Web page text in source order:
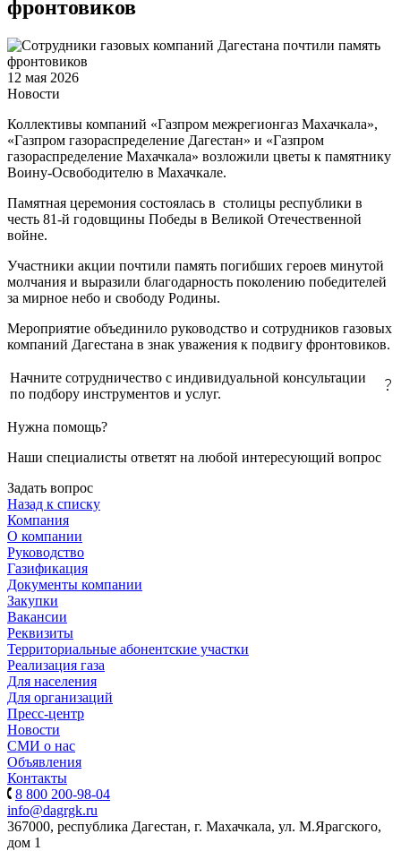
фронтовиков
12 мая 2026
Новости
Коллективы компаний «Газпром межрегионгаз Махачкала»,
«Газпром газораспределение Дагестан» и «Газпром
газораспределение Махачкала» возложили цветы к памятнику
Воину-Освободителю в Махачкале.
Памятная церемония состоялась в столицы республики в
честь 81-й годовщины Победы в Великой Отечественной
войне.
Участники акции почтили память погибших героев минутой
молчания и выразили благодарность поколению победителей
за мирное небо и свободу Родины.
Мероприятие объединило руководство и сотрудников газовых
компаний Дагестана в знак уважения к подвигу фронтовиков.
Начните сотрудничество с индивидуальной консультации
по подбору инструментов и услуг.
Нужна помощь?
Наши специалисты ответят на любой интересующий вопрос
Задать вопрос
Назад к списку
Компания
О компании
Руководство
Газификация
Документы компании
Закупки
Вакансии
Реквизиты
Территориальные абонентские участки
Реализация газа
Для населения
Для организаций
Пресс-центр
Новости
СМИ о нас
Объявления
Контакты
8 800 200-98-04
info@dagrgk.ru
367000, республика Дагестан, г. Махачкала, ул. М.Ярагского,
дом 1